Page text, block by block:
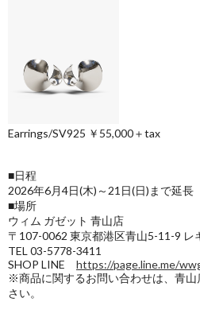
Earrings/SV925 ￥55,000＋tax
■日程
2026年6月4日(木)～21日(日)まで延長
■場所
ウィム ガゼット 青山店
〒107-0062 東京都港区青山5-11-9 レ
TEL 03-5778-3411
SHOP LINE https://page.line.me/
※商品に関するお問い合わせは、青
さい。